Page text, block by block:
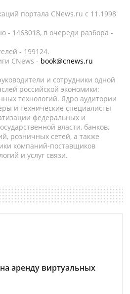
портала CNews.ru c 11.1998
- 1463018, в очереди разбора -
- 199124.
CNews - book@cnews.ru
и сотрудники одной
российской экономики:
технологий. Ядро аудитории
и технические специалисты
федеральных и
власти, банков,
розничных сетей, а также
компаний-поставщиков
и услуг связи.
аренду виртуальных